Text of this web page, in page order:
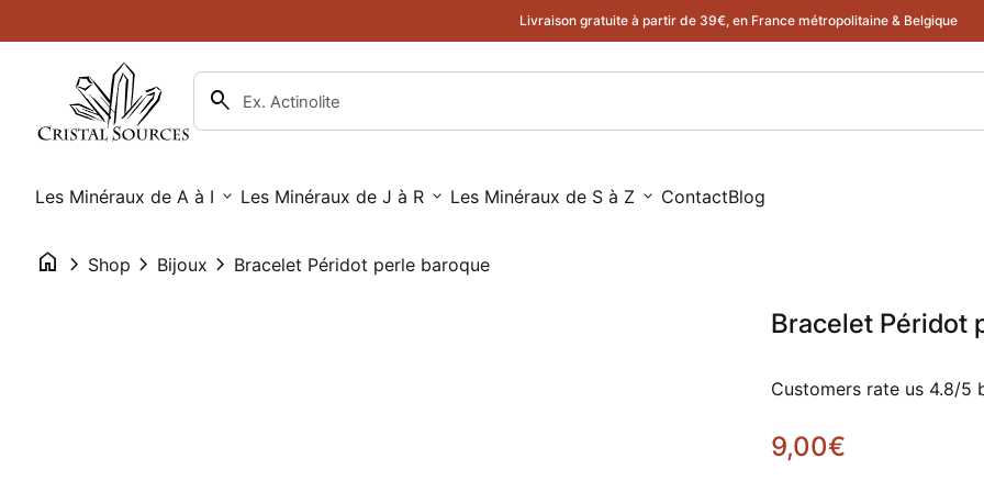
Prix normal
9,00€
Livraison gratuite à partir de 39€, en France métropolitaine & Belgique
Accueil
CompteVoir mon panier
shopping_cart
Accueil
Recherche"
search
Les Minéraux de A à I expand_more Les Minéraux de J à R expand_more Les Minéraux de S à Z expand_more ContactBlog
home chevron_right Shop chevron_right Bijoux chevron_right Bracelet Péridot perle baroque
Bracelet Péridot
Customers rate us 4.8/5
Prix normal
9,00€